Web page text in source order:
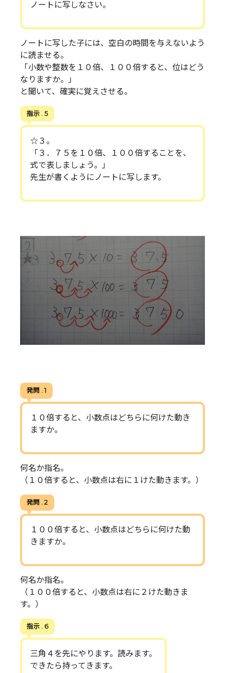
ノートに写しなさい。
ノートに写した子には、空白の時間を与えないよう
に読ませる。
「小数や整数を１０倍、１００倍すると、位はどう
なりますか。」
と聞いて、確実に覚えさせる。
指示 . 5
☆３。
「３．７５を１０倍、１００倍することを、
式で表しましょう。」
先生が書くようにノートに写します。
発問 . 1
１０倍すると、小数点はどちらに何けた動き
ますか。
何名か指名。
（１０倍すると、小数点は右に１けた動きます。）
発問 . 2
１００倍すると、小数点はどちらに何けた動
きますか。
何名か指名。
（１００倍すると、小数点は右に２けた動きま
す。）
指示 . 6
三角４を先にやります。読みます。
できたら持ってきます。